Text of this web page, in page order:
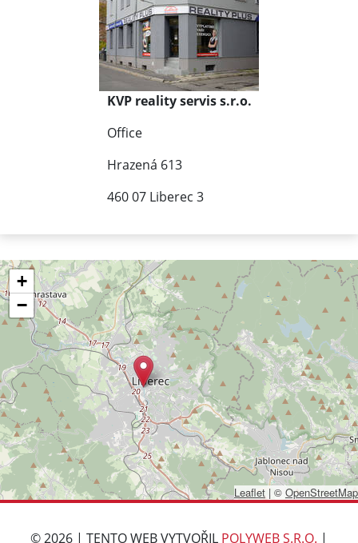
KVP reality servis s.r.o.
Office
Hrazená 613
460 07 Liberec 3
+
−
Leaflet | © OpenStreetMap
© 2026 | TENTO WEB VYTVOŘIL POLYWEB S.R.O. |